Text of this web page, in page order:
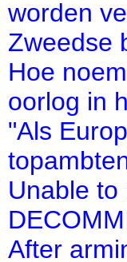
worden
Zweedse
Hoe
oorlog in
"Als
Unable
After